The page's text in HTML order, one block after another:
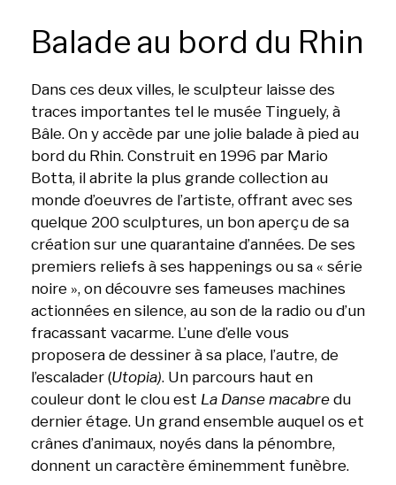
Balade au bord du Rhin
Dans ces deux villes, le sculpteur laisse des
traces importantes tel le musée Tinguely, à
Bâle. On y accède par une jolie balade à pied au
bord du Rhin. Construit en 1996 par Mario
Botta, il abrite la plus grande collection au
monde d’oeuvres de l’artiste, offrant avec ses
quelque 200 sculptures, un bon aperçu de sa
création sur une quarantaine d’années. De ses
premiers reliefs à ses happenings ou sa « série
noire », on découvre ses fameuses machines
actionnées en silence, au son de la radio ou d’un
fracassant vacarme. L’une d’elle vous
proposera de dessiner à sa place, l’autre, de
l’escalader (Utopia). Un parcours haut en
couleur dont le clou est La Danse macabre du
dernier étage. Un grand ensemble auquel os et
crânes d’animaux, noyés dans la pénombre,
donnent un caractère éminemment funèbre.